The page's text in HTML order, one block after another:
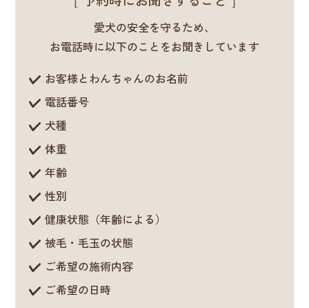
愛犬の安全を守るため、
お電話時に以下のことをお聞きしています
お客様とわんちゃんのお名前
電話番号
犬種
体重
年齢
性別
健康状態（年齢による）
被毛・毛玉の状態
ご希望の施術内容
ご希望の日時